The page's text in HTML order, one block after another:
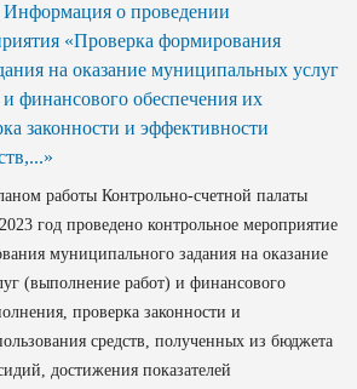
Информация о проведении
«Проверка формирования
на оказание муниципальных услуг
финансового обеспечения их
законности и эффективности
работы Контрольно-счетной палаты
год проведено контрольное мероприятие
муниципального задания на оказание
(выполнение работ) и финансового
проверка законности и
средств, полученных из бюджета
достижения показателей